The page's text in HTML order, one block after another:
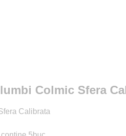
Colmic Sfera
Calibrata